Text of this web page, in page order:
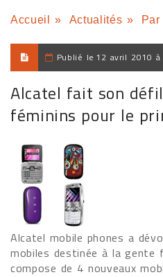
Accueil » Actualités »
Publié le 12 avril 2010 à
Alcatel fait son
féminins pour le
Alcatel mobile phones a
mobiles destinée à la gente
compose de 4 nouveaux